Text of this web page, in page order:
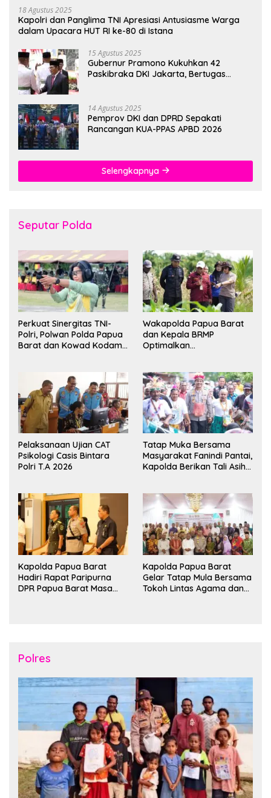
18 Agustus 2025
Kapolri dan Panglima TNI Apresiasi Antusiasme Warga
dalam Upacara HUT RI ke-80 di Istana
15 Agustus 2025
Gubernur Pramono Kukuhkan 42
Paskibraka DKI Jakarta, Bertugas
14 Agustus 2025
Pemprov DKI dan DPRD Sepakati
Rancangan KUA-PPAS APBD 2026
Selengkapnya
Seputar Polda
Perkuat Sinergitas TNI-
Polri, Polwan Polda Papua
Barat dan Kowad Kodam
Persahabatan
Wakapolda Papua Barat
dan Kepala BRMP
Optimalkan
Pangan Papua Barat
Pelaksanaan Ujian CAT
Psikologi Casis Bintara
Polri T.A 2026
Tatap Muka Bersama
Masyarakat Fanindi Pantai,
Kapolda Berikan Tali Asih
Kapolda Papua Barat
Hadiri Rapat Paripurna
DPR Papua Barat Masa
Kapolda Papua Barat
Gelar Tatap Mula Bersama
Tokoh Lintas Agama dan
Polres